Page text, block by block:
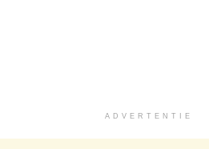
ADVERTENTIE